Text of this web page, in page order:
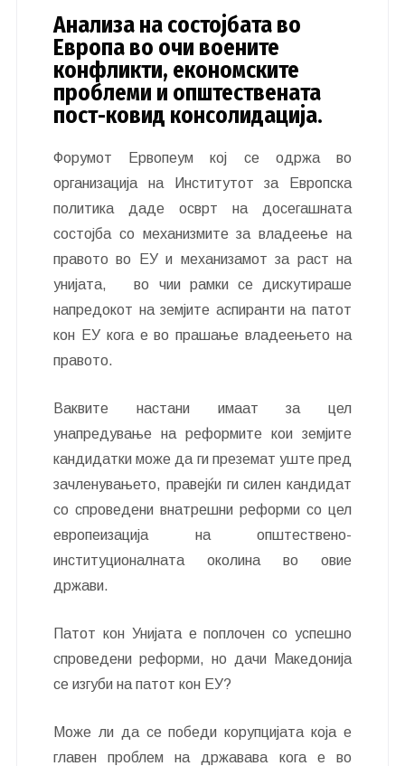
Анализа на состојбата во
Европа во очи воените
конфликти, економските
проблеми и општествената
пост-ковид консолидација.
Форумот Ервопеум кој се одржа во
организација на Институтот за Европска
политика даде осврт на досегашната
состојба со механизмите за владеење на
правото во ЕУ и механизамот за раст на
унијата, во чии рамки се дискутираше
напредокот на земјите аспиранти на патот
кон ЕУ кога е во прашање владеењето на
правото.
Ваквите настани имаат за цел
унапредување на реформите кои земјите
кандидатки може да ги преземат уште пред
зачленувањето, правејќи ги силен кандидат
со спроведени внатрешни реформи со цел
европеизација на општествено-
институционалната околина во овие
држави.
Патот кон Унијата е поплочен со успешно
спроведени реформи, но дачи Македонија
се изгуби на патот кон ЕУ?
Може ли да се победи корупцијата која е
главен проблем на државава кога е во